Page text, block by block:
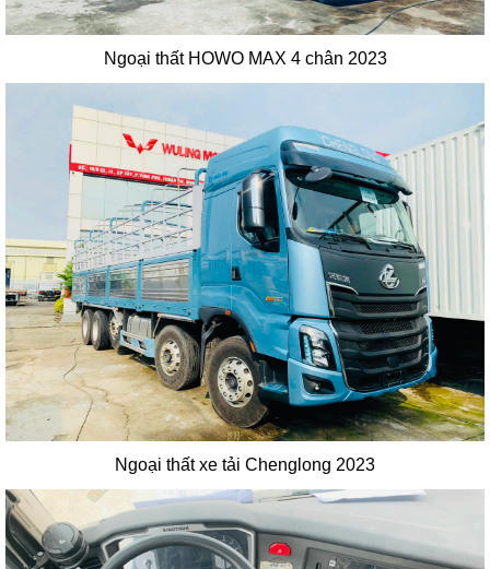
Ngoại thất HOWO MAX 4 chân 2023
Ngoại thất xe tải Chenglong 2023